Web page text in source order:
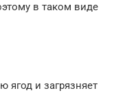
в таком виде
ягод и загрязняет